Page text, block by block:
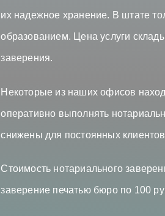
их надежное хранение. В штате
образованием. Цена услуги
заверения.
Некоторые из наших офисов
оперативно выполнять
снижены для постоянных
Стоимость нотариального
заверение печатью бюро по 100